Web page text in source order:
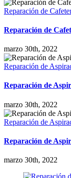
Reparación de
Reparación de
marzo 30th, 2022
Reparación de
Reparación de
marzo 30th, 2022
Reparación de
Reparación de
marzo 30th, 2022